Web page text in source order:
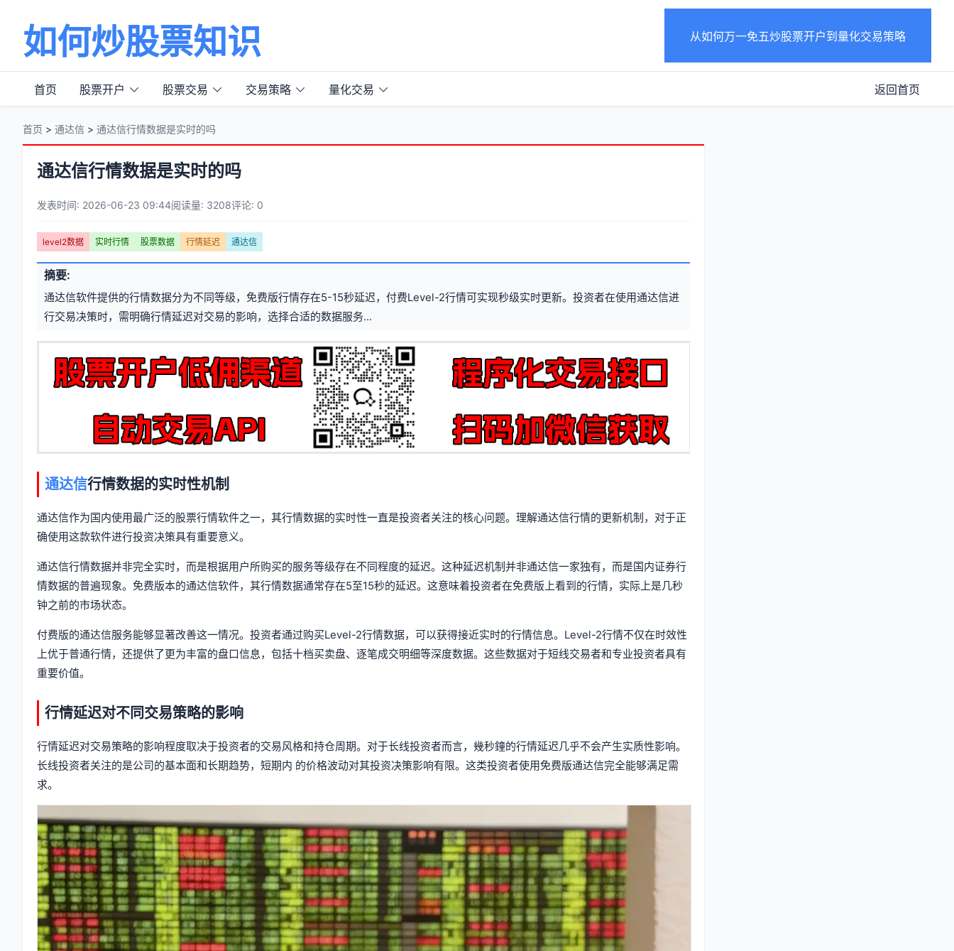
如何炒股票知识 从如何万一免五炒股票开户到量化交易策略
首页 股票开户 股票交易 交易策略 量化交易 返回首页
首页 > 通达信 > 通达信行情数据是实时的吗
通达信行情数据是实时的吗
章
元
信
发表时间: 2026-06-23 09:44阅读量: 3208评论: 0
文
章
标
签
level2数据 实时行情 股票数据 行情延迟 通达信
摘要:
通达信软件提供的行情数据分为不同等级，免费版行情存在5-15秒延迟，付费Level-2行情可实现秒级实时更新。投资者在使用通达信进
行交易决策时，需明确行情延迟对交易的影响，选择合适的数据服务...
通达信行情数据的实时性机制
通达信作为国内使用最广泛的股票行情软件之一，其行情数据的实时性一直是投资者关注的核心问题。理解通达信行情的更新机制，对于正
确使用这款软件进行投资决策具有重要意义。
通达信行情数据并非完全实时，而是根据用户所购买的服务等级存在不同程度的延迟。这种延迟机制并非通达信一家独有，而是国内证券行
情数据的普遍现象。免费版本的通达信软件，其行情数据通常存在5至15秒的延迟。这意味着投资者在免费版上看到的行情，实际上是几秒
钟之前的市场状态。
付费版的通达信服务能够显著改善这一情况。投资者通过购买Level-2行情数据，可以获得接近实时的行情信息。Level-2行情不仅在时效性
上优于普通行情，还提供了更为丰富的盘口信息，包括十档买卖盘、逐笔成交明细等深度数据。这些数据对于短线交易者和专业投资者具有
重要价值。
行情延迟对不同交易策略的影响
行情延迟对交易策略的影响程度取决于投资者的交易风格和持仓周期。对于长线投资者而言，幾秒鐘的行情延迟几乎不会产生实质性影响。
长线投资者关注的是公司的基本面和长期趋势，短期内 的价格波动对其投资决策影响有限。这类投资者使用免费版通达信完全能够满足需
求。